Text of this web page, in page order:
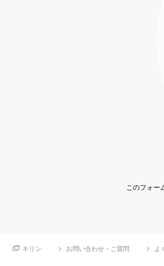
このフォー
キリン お問い合わせ・ご質問 よ